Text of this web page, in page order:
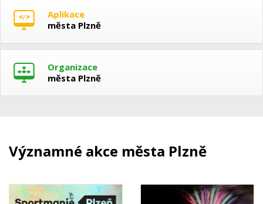
Aplikace
města Plzně
Organizace
města Plzně
Významné akce města Plzně